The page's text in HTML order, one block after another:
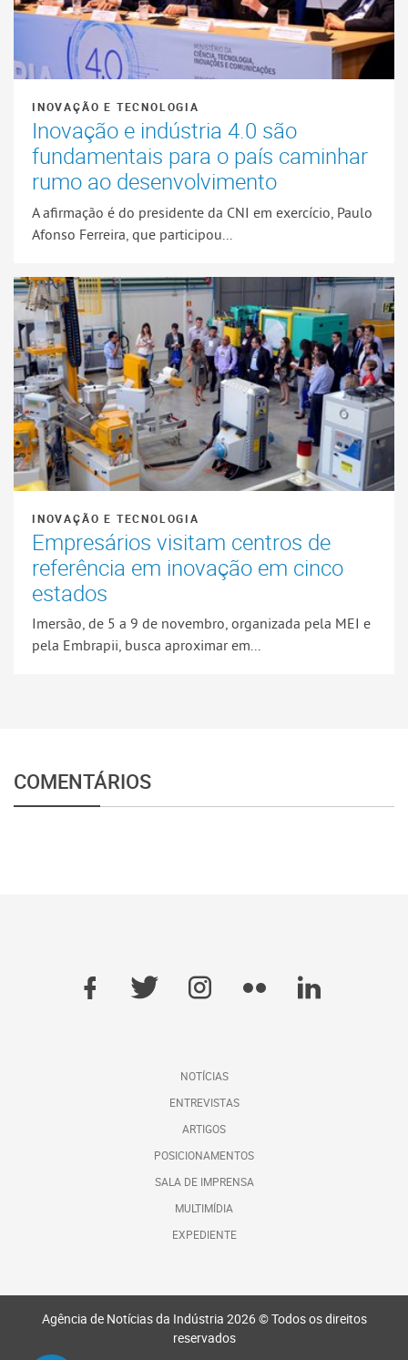
INOVAÇÃO E TECNOLOGIA
Inovação e indústria 4.0 são
fundamentais para o país caminhar
rumo ao desenvolvimento
A afirmação é do presidente da CNI em exercício, Paulo
Afonso Ferreira, que participou...
INOVAÇÃO E TECNOLOGIA
Empresários visitam centros de
referência em inovação em cinco
estados
Imersão, de 5 a 9 de novembro, organizada pela MEI e
pela Embrapii, busca aproximar em...
COMENTÁRIOS
NOTÍCIAS
ENTREVISTAS
ARTIGOS
POSICIONAMENTOS
SALA DE IMPRENSA
MULTIMÍDIA
EXPEDIENTE
Agência de Notícias da Indústria 2026 © Todos os direitos
reservados